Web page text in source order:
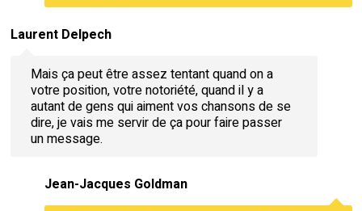
Laurent Delpech
Mais ça peut être assez tentant quand on a
votre position, votre notoriété, quand il y a
autant de gens qui aiment vos chansons de se
dire, je vais me servir de ça pour faire passer
un message.
Jean-Jacques Goldman